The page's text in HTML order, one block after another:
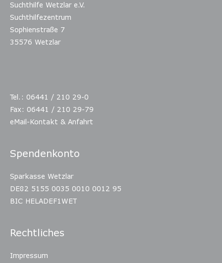
Suchthilfe Wetzlar e.V.
Suchthilfezentrum
Sophienstraße 7
35576 Wetzlar
Tel.: 06441 / 210 29-0
Fax: 06441 / 210 29-79
eMail-Kontakt & Anfahrt
Spendenkonto
Sparkasse Wetzlar
DE82 5155 0035 0010 0012 95
BIC HELADEF1WET
Rechtliches
Impressum